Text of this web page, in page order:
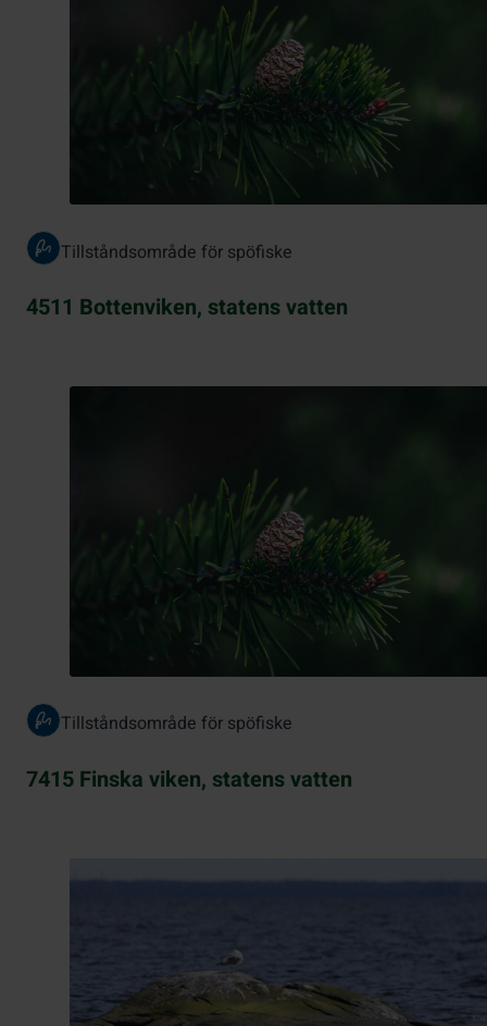
Tillståndsområde för spöfiske
4511 Bottenviken, statens vatten
Tillståndsområde för spöfiske
7415 Finska viken, statens vatten